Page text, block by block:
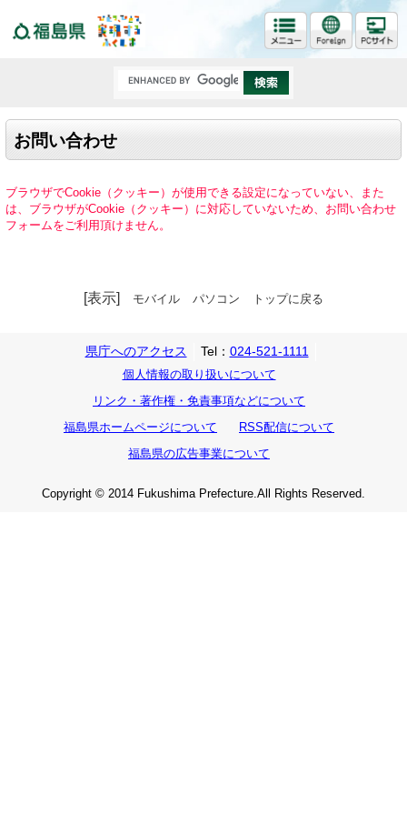
お問い合わせ
ブラウザでCookie（クッキー）が使用できる設定になっていない、また
は、ブラウザがCookie（クッキー）に対応していないため、お問い合わせ
フォームをご利用頂けません。
[表示] モバイル パソコン トップに戻る
県庁へのアクセス Tel： 024-521-1111
個人情報の取り扱いについて
リンク・著作権・免責事項などについて
福島県ホームページについて
RSS配信について
福島県の広告事業について
Copyright © 2014 Fukushima Prefecture.All Rights Reserved.